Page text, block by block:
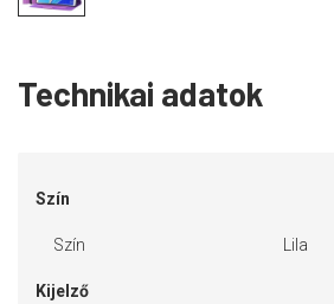
Technikai adatok
Szín
Szín Lila
Kijelző